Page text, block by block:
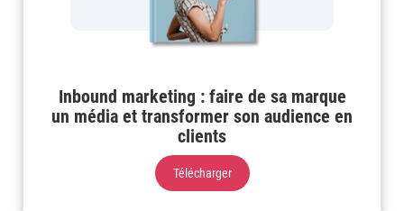
Inbound marketing : faire de sa marque
un média et transformer son audience en
clients
Télécharger